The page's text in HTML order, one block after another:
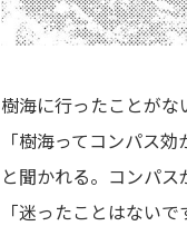
樹海に行ったことがな
「樹海ってコンパス
と聞かれる。コンパ
「迷ったことはないで